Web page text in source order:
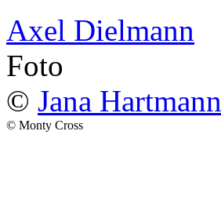
Axel Dielmann
Foto
© Jana Hartmann
© Monty Cross